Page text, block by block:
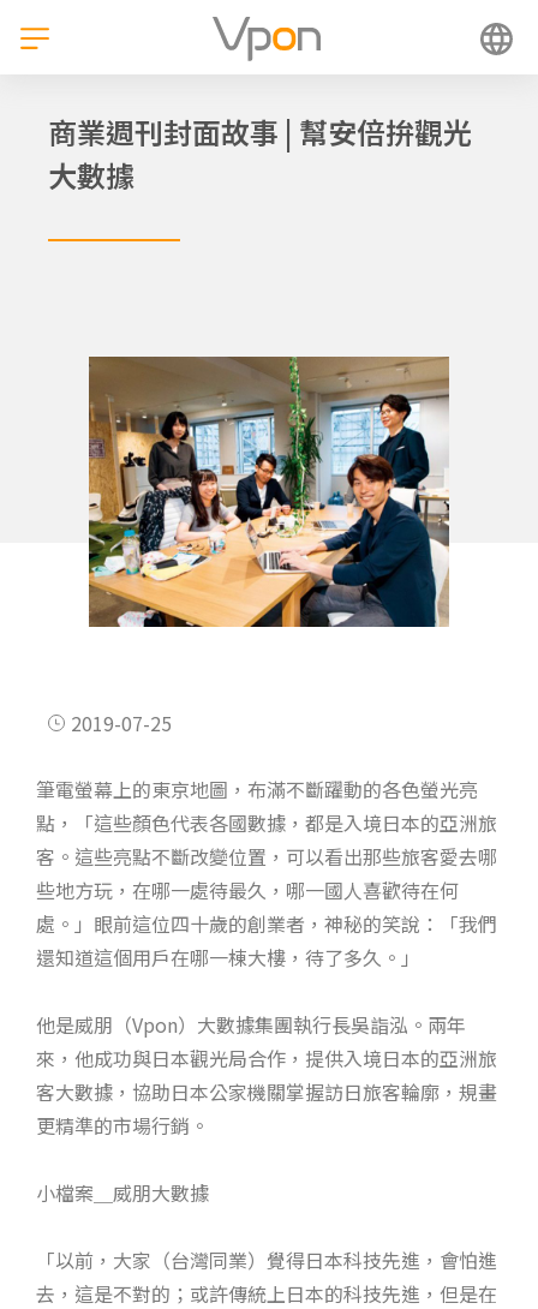
商業週刊封面故事 | 幫安倍拚觀光
大數據
2019-07-25
筆電螢幕上的東京地圖，布滿不斷躍動的各色螢光亮
點，「這些顏色代表各國數據，都是入境日本的亞洲旅
客。這些亮點不斷改變位置，可以看出那些旅客愛去哪
些地方玩，在哪一處待最久，哪一國人喜歡待在何
處。」眼前這位四十歲的創業者，神秘的笑說：「我們
還知道這個用戶在哪一棟大樓，待了多久。」
他是威朋（Vpon）大數據集團執行長吳詣泓。兩年
來，他成功與日本觀光局合作，提供入境日本的亞洲旅
客大數據，協助日本公家機關掌握訪日旅客輪廓，規畫
更精準的市場行銷。
小檔案＿威朋大數據
「以前，大家（台灣同業）覺得日本科技先進，會怕進
去，這是不對的；或許傳統上日本的科技先進，但是在